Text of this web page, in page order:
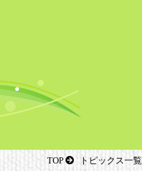
TOP トピックス一覧